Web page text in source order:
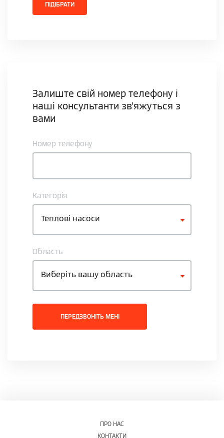
ПІДІБРАТИ
Залиште свій номер телефону і
наші консультанти зв'яжуться з
вами
Номер телефону
Категорія
Теплові насоси
Область
Виберіть вашу область
ПЕРЕДЗВОНІТЬ МЕНІ
ПРО НАС
КОНТАКТИ